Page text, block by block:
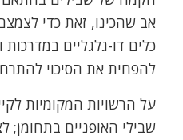
אב שהכינו, זאת כדי
כלים דו-גלגליים במדרכות
להפחית את הסיכוי
על הרשויות המקומיות
שבילי האופניים בתחומן;